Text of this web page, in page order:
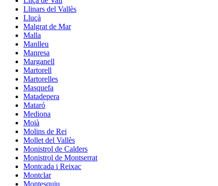
Llinars del Vallès
Lluçà
Malgrat de Mar
Malla
Manlleu
Manresa
Marganell
Martorell
Martorelles
Masquefa
Matadepera
Mataró
Mediona
Moià
Molins de Rei
Mollet del Vallès
Monistrol de Calders
Monistrol de Montserrat
Montcada i Reixac
Montclar
Montesquiu